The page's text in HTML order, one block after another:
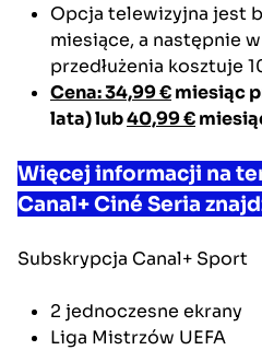
Opcja telewizyjna jest
miesiące, a następnie
przedłużenia kosztuje
Cena: 34,99 €miesiąc
lata) lub40,99 €
Więcej informacji na
Canal+ Ciné Seria
Subskrypcja Canal+ Sport
2 jednoczesne ekrany
Liga Mistrzów UEFA